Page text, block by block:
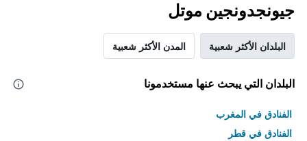
جيونجدونجين موتل
البلدان الأكثر شعبية المدن الأكثر شعبية
البلدان التي يبحث عنها مستخدمونا
الفنادق في المغرب
الفنادق في قطر